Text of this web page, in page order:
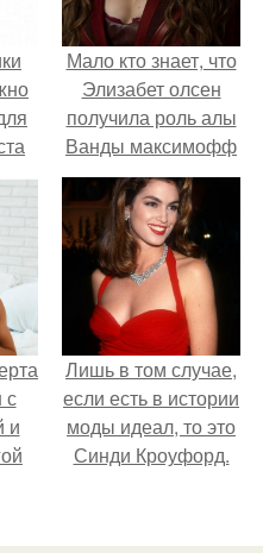
Мало кто знает, что
Элизабет олсен
получила роль алы
Ванды максимофф
не сразу.
с
и
Лишь в том случае,
если есть в истории
моды идеал, то это
Синди Кроуфорд.